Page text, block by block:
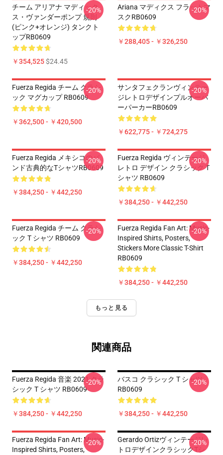
チーム アリアナ マディック
ス・ヴァンダーポンプ 規則
(ピンク+オレンジ) タンクト
ップRB0609
￥354,525$24.45
-20%
Ariana マディクス フラットマ
スクRB0609
￥288,405 - ￥326,250
-20%
Fuerza Regida チーム クラシ
ック マグカップ RB0609
￥362,500 - ￥420,500
-20%
サンタフェクランヴィンテー
ジレトロデザインプルオーバ
ーパーカーRB0609
￥622,775 - ￥724,275
-20%
Fuerza Regida メキシコのバ
ンド古典的なTシャツRB0609
￥384,250 - ￥442,250
-20%
Fuerza Regida ヴィンテージ
レトロ デザイン クラシック T
シャツ RB0609
￥384,250 - ￥442,250
-20%
Fuerza Regida チーム クラシ
ック T シャツ RB0609
￥384,250 - ￥442,250
-20%
Fuerza Regida Fan Art: Music-
Inspired Shirts, Posters,
Stickers More Classic T-Shirt
RB0609
￥384,250 - ￥442,250
-20%
もっと見る
関連商品
Fuerza Regida 音楽 2021 クラ
シック T シャツ RB0609
￥384,250 - ￥442,250
-20%
バスコ クラシック T シャツ
RB0609
￥384,250 - ￥442,250
-20%
Fuerza Regida Fan Art: Music-
Inspired Shirts, Posters,
-20%
Gerardo Ortizヴィンテージレ
トロデザインクラシックTシ
-20%